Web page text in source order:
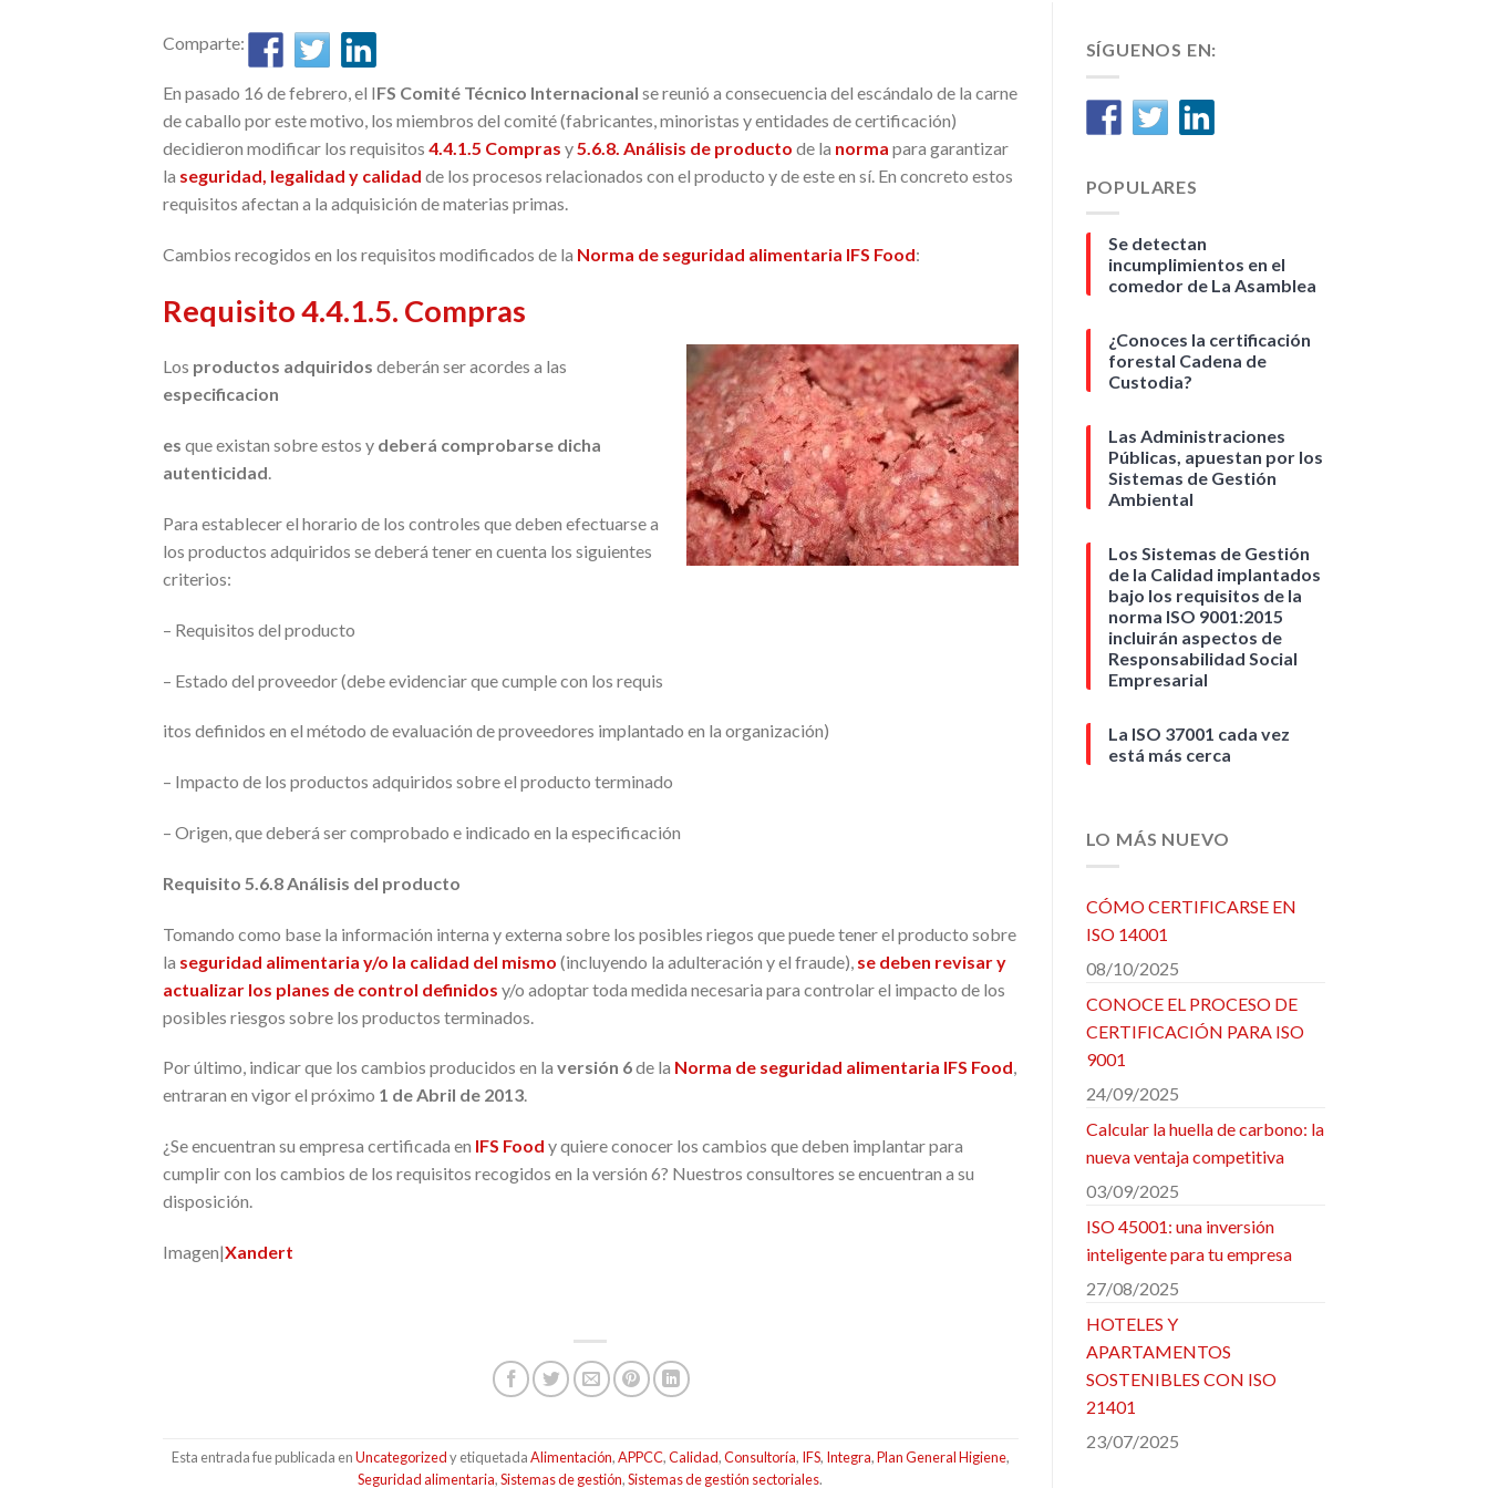
Comparte:
En pasado 16 de febrero, el IFS Comité Técnico Internacional se reunió a consecuencia del escándalo de la carne
de caballo por este motivo, los miembros del comité (fabricantes, minoristas y entidades de certificación)
decidieron modificar los requisitos 4.4.1.5 Compras y5.6.8. Análisis de producto de la norma para garantizar
la seguridad, legalidad y calidad de los procesos relacionados con el producto y de este en sí. En concreto estos
requisitos afectan a la adquisición de materias primas.
Cambios recogidos en los requisitos modificados de la Norma de seguridad alimentaria IFS Food:
Requisito 4.4.1.5. Compras
Los productos adquiridos deberán ser acordes a las
especificacion
es que existan sobre estos y deberá comprobarse dicha
autenticidad.
Para establecer el horario de los controles que deben efectuarse a
los productos adquiridos se deberá tener en cuenta los siguientes
criterios:
– Requisitos del producto
– Estado del proveedor (debe evidenciar que cumple con los requis
itos definidos en el método de evaluación de proveedores implantado en la organización)
– Impacto de los productos adquiridos sobre el producto terminado
– Origen, que deberá ser comprobado e indicado en la especificación
Requisito 5.6.8 Análisis del producto
Tomando como base la información interna y externa sobre los posibles riegos que puede tener el producto sobre
la seguridad alimentaria y/o la calidad del mismo (incluyendo la adulteración y el fraude), se deben revisar y
actualizar los planes de control definidos y/o adoptar toda medida necesaria para controlar el impacto de los
posibles riesgos sobre los productos terminados.
Por último, indicar que los cambios producidos en la versión 6de la Norma de seguridad alimentaria IFS Food,
entraran en vigor el próximo 1 de Abril de 2013.
¿Se encuentran su empresa certificada en IFS Food y quiere conocer los cambios que deben implantar para
cumplir con los cambios de los requisitos recogidos en la versión 6? Nuestros consultores se encuentran a su
disposición.
Imagen|Xandert
Esta entrada fue publicada enUncategorizedy etiquetadaAlimentación,APPCC,Calidad,Consultoría, IFS, Integra,Plan General Higiene,
Seguridad alimentaria,Sistemas de gestión,Sistemas de gestión sectoriales.
SÍGUENOS EN:
POPULARES
Se detectan
incumplimientos en el
comedor de La Asamblea
¿Conoces la certificación
forestal Cadena de
Custodia?
Las Administraciones
Públicas, apuestan por los
Sistemas de Gestión
Ambiental
Los Sistemas de Gestión
de la Calidad implantados
bajo los requisitos de la
norma ISO 9001:2015
incluirán aspectos de
Responsabilidad Social
Empresarial
La ISO 37001 cada vez
está más cerca
LO MÁS NUEVO
CÓMO CERTIFICARSE EN
ISO 14001
08/10/2025
CONOCE EL PROCESO DE
CERTIFICACIÓN PARA ISO
9001
24/09/2025
Calcular la huella de carbono: la
nueva ventaja competitiva
03/09/2025
ISO 45001: una inversión
inteligente para tu empresa
27/08/2025
HOTELES Y
APARTAMENTOS
SOSTENIBLES CON ISO
21401
23/07/2025